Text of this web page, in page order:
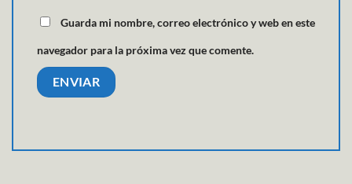
Guarda mi nombre, correo electrónico y web en este
navegador para la próxima vez que comente.